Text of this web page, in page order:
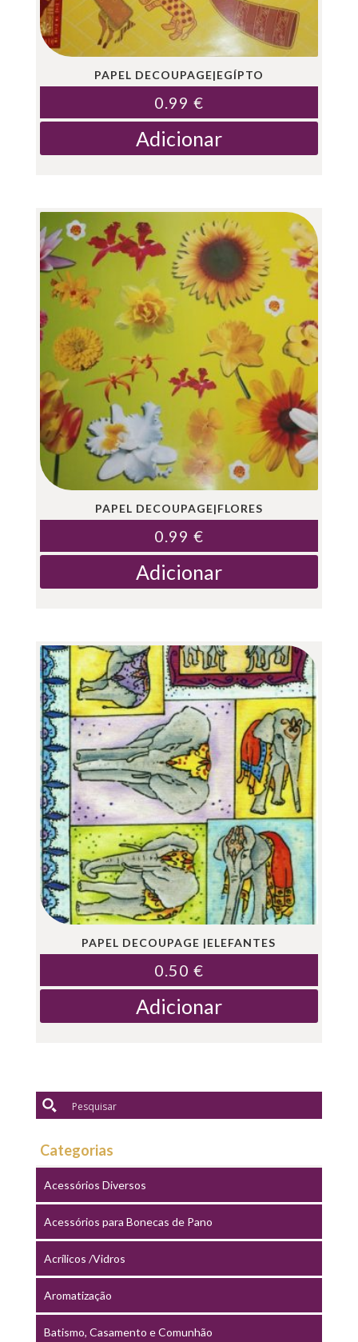
PAPEL DECOUPAGE|EGÍPTO
0.99 €
Adicionar
PAPEL DECOUPAGE|FLORES
0.99 €
Adicionar
PAPEL DECOUPAGE |ELEFANTES
0.50 €
Adicionar
Categorias
Acessórios Diversos
Acessórios para Bonecas de Pano
Acrílicos /Vidros
Aromatização
Batismo, Casamento e Comunhão